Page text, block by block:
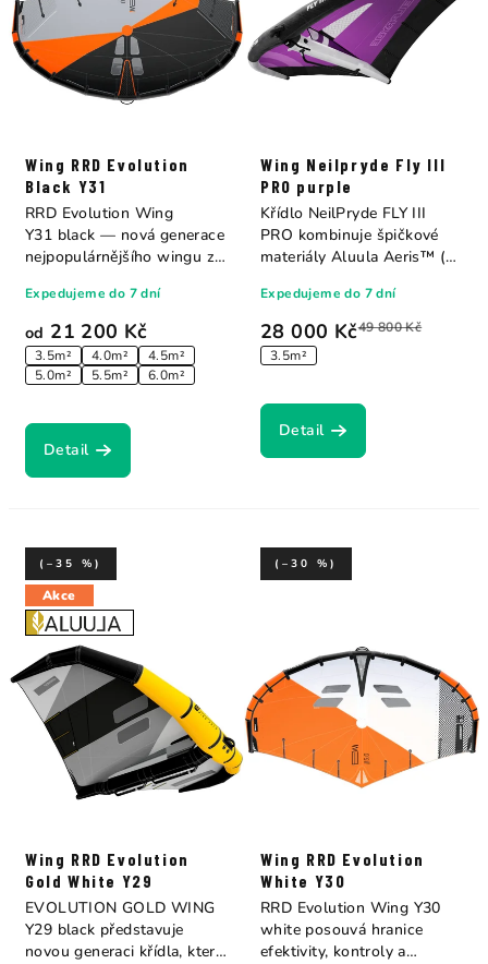
Wing RRD Evolution
Black Y31
od 21 200 Kč
3.5m² 4.0m²
4.5m²
5.0m²
5.5m² 6.0m²
Expedujeme do 7 dní
Detail
RRD Evolution Wing
Y31 black — nová generace
nejpopulárnějšího wingu z
Wing Neilpryde Fly III
PRO purple
28 000 Kč49 800 Kč
3.5m²
Expedujeme do 7 dní
Detail
Křídlo NeilPryde FLY III
PRO kombinuje špičkové
materiály Aluula Aeris™ (na
Akce
Wing RRD Evolution
Gold White Y29
(–35 %)
EVOLUTION GOLD WING
Y29 black představuje
novou generaci křídla, které
Wing RRD Evolution
White Y30
(–30 %)
RRD Evolution Wing Y30
white posouvá hranice
efektivity, kontroly a